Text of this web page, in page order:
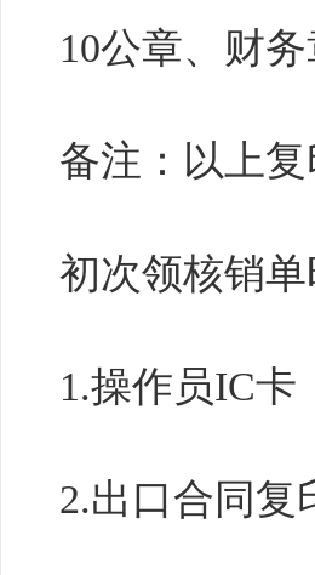
10公章、财
备注：以上
初次领核销
1.操作员IC卡
2.出口合同复